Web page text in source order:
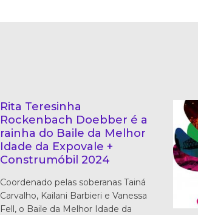
Rita Teresinha
Rockenbach Doebber é a
rainha do Baile da Melhor
Idade da Expovale +
Construmóbil 2024
Coordenado pelas soberanas Tainá
Carvalho, Kailani Barbieri e Vanessa
Fell, o Baile da Melhor Idade da